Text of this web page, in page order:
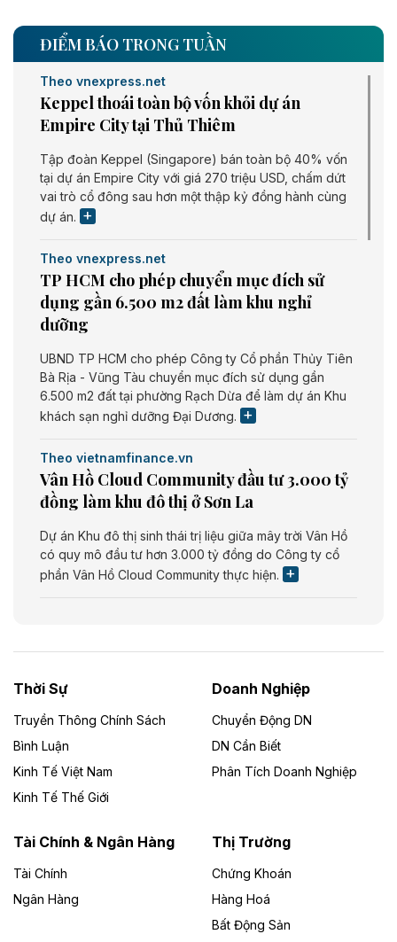
ĐIỂM BÁO TRONG TUẦN
Theo vnexpress.net
Keppel thoái toàn bộ vốn khỏi dự án
Empire City tại Thủ Thiêm
Tập đoàn Keppel (Singapore) bán toàn bộ 40% vốn
tại dự án Empire City với giá 270 triệu USD, chấm dứt
vai trò cổ đông sau hơn một thập kỷ đồng hành cùng
dự án.
Theo vnexpress.net
TP HCM cho phép chuyển mục đích sử
dụng gần 6.500 m2 đất làm khu nghỉ
dưỡng
UBND TP HCM cho phép Công ty Cổ phần Thủy Tiên
Bà Rịa - Vũng Tàu chuyển mục đích sử dụng gần
6.500 m2 đất tại phường Rạch Dừa để làm dự án Khu
khách sạn nghỉ dưỡng Đại Dương.
Theo vietnamfinance.vn
Vân Hồ Cloud Community đầu tư 3.000 tỷ
đồng làm khu đô thị ở Sơn La
Dự án Khu đô thị sinh thái trị liệu giữa mây trời Vân Hồ
có quy mô đầu tư hơn 3.000 tỷ đồng do Công ty cổ
phần Vân Hồ Cloud Community thực hiện.
Dự án Nhà máy xử lý rác và phát điện Bắc Giang do
Công ty TNHH Năng lượng môi trường Bắc Giang làm
Theo vietnamfinance.vn
Đức Long Gia Lai mở rộng ‘hệ sinh thái’
Lai
Bốn doanh nghiệp có sự góp vốn của Công ty Cổ
phần Tập đoàn Đức Long Gia Lai (HoSE: DLG) được
Gia Lai với tổng vốn hơn 4.750 tỷ đồng.
Thời Sự
Truyền Thông Chính Sách
Bình Luận
Kinh Tế Việt Nam
Kinh Tế Thế Giới
Doanh Nghiệp
Chuyển Động DN
DN Cần Biết
Phân Tích Doanh Nghiệp
Tài Chính & Ngân Hàng
Tài Chính
Ngân Hàng
Thị Trường
Chứng Khoán
Hàng Hoá
Bất Động Sản